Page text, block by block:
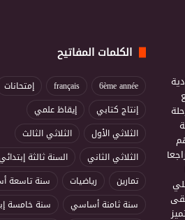
الكلمات المفاتيح
6ème année
français
إمتحانات
إنتاج كتابي
إيقاظ علمي
الثلاثي الأول
الثلاثي الثالث
الثلاثي الثاني
السنة ثالثة
تمارين
رياضيات
سنة تاسعة
سنة ثامنة أساسي
سنة خامسة